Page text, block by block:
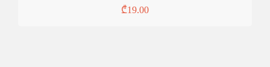
₾19.00